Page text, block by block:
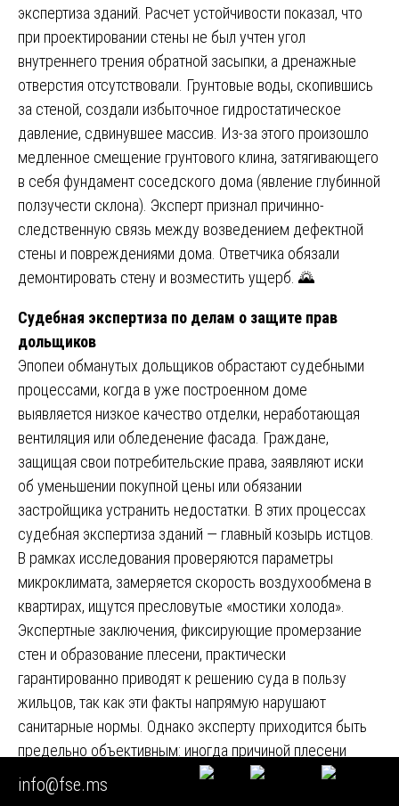
экспертиза зданий. Расчет устойчивости показал, что
при проектировании стены не был учтен угол
внутреннего трения обратной засыпки, а дренажные
отверстия отсутствовали. Грунтовые воды, скопившись
за стеной, создали избыточное гидростатическое
давление, сдвинувшее массив. Из-за этого произошло
медленное смещение грунтового клина, затягивающего
в себя фундамент соседского дома (явление глубинной
ползучести склона). Эксперт признал причинно-
следственную связь между возведением дефектной
стены и повреждениями дома. Ответчика обязали
демонтировать стену и возместить ущерб. 🌄
Судебная экспертиза по делам о защите прав
дольщиков
Эпопеи обманутых дольщиков обрастают судебными
процессами, когда в уже построенном доме
выявляется низкое качество отделки, неработающая
вентиляция или обледенение фасада. Граждане,
защищая свои потребительские права, заявляют иски
об уменьшении покупной цены или обязании
застройщика устранить недостатки. В этих процессах
судебная экспертиза зданий — главный козырь истцов.
В рамках исследования проверяются параметры
микроклимата, замеряется скорость воздухообмена в
квартирах, ищутся пресловутые «мостики холода».
Экспертные заключения, фиксирующие промерзание
стен и образование плесени, практически
гарантированно приводят к решению суда в пользу
жильцов, так как эти факты напрямую нарушают
санитарные нормы. Однако эксперту приходится быть
предельно объективным: иногда причиной плесени
является не дефект ограждающей конструкции, а
тотальная герметизация квартиры самим жильцом,
info@fse.ms